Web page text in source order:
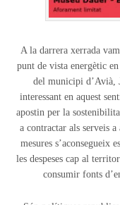
A la darrera xerrada
punt de vista energètic
del municipi d’Avià,
interessant en aquest
apostin per la
a contractar als serveis a
mesures s’aconsegueix
les despeses cap al
consumir fonts